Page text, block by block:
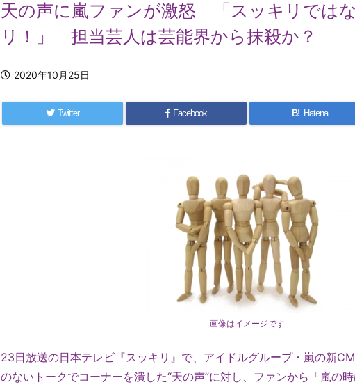
天の声に嵐ファンが激怒 「スッキリでは
リ！」 担当芸人は芸能界から抹殺か？
2020年10月25日
Twitter Facebook B! Hatena
画像はイメージです
23日放送の日本テレビ『スッキリ』で、アイドルグループ・嵐の新
のないトークでコーナーを潰した“天の声”に対し、ファンから「嵐の